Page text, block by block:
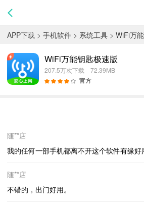
APP下载 > 手机软件 > 系统工具 > WiFi万
WiFi万能钥匙极速版
207.5万次下载 72.39MB
官方
随**店
我的任何一部手机都离不开这个软件有
随**店
不错的，出门好用。